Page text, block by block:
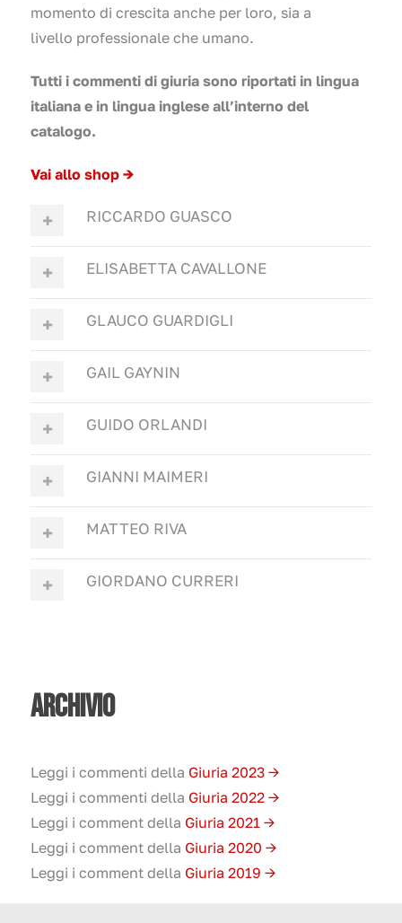
momento di crescita anche per loro, sia a
livello professionale che umano.
Tutti i commenti di giuria sono riportati in lingua
italiana e in lingua inglese all’interno del
catalogo.
Vai allo shop →
RICCARDO GUASCO
ELISABETTA CAVALLONE
GLAUCO GUARDIGLI
GAIL GAYNIN
GUIDO ORLANDI
GIANNI MAIMERI
MATTEO RIVA
GIORDANO CURRERI
ARCHIVIO
Leggi i commenti della Giuria 2023 →
Leggi i commenti della Giuria 2022 →
Leggi i comment della Giuria 2021 →
Leggi i comment della Giuria 2020 →
Leggi i comment della Giuria 2019 →